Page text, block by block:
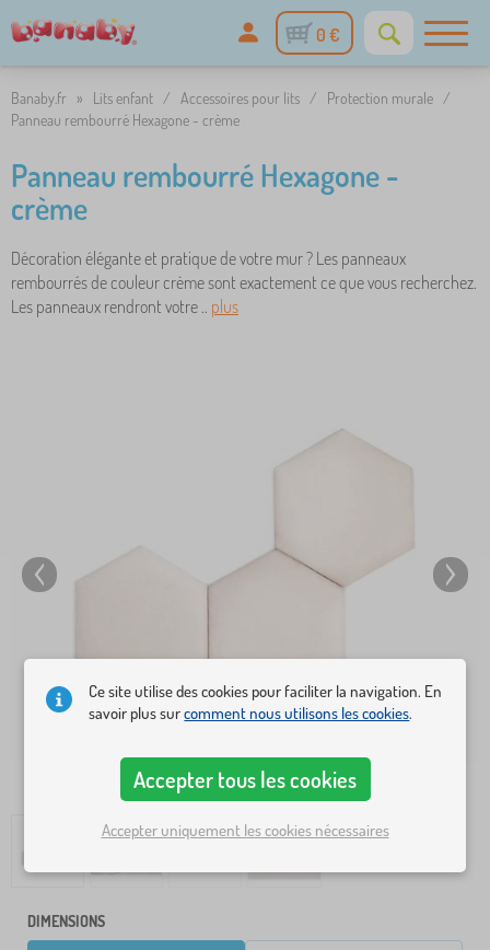
0 €
Banaby.fr » Lits enfant / Accessoires pour lits / Protection murale /
Panneau rembourré Hexagone - crème
Panneau rembourré Hexagone -
crème
Décoration élégante et pratique de votre mur ? Les panneaux
rembourrés de couleur crème sont exactement ce que vous recherchez.
Les panneaux rendront votre .. plus
DIMENSIONS
Ce site utilise des cookies pour faciliter la navigation. En
savoir plus surcomment nous utilisons les cookies.
Accepter tous les cookies
Accepter uniquement les cookies nécessaires